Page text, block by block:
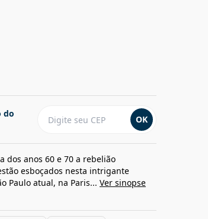
do
OK
dos anos 60 e 70 a rebelião
esboçados nesta intrigante
Paulo atual, na Paris... Ver sinopse